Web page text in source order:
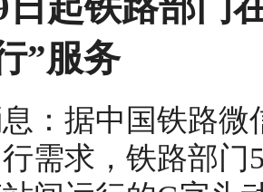
”服务
：据中国铁路
需求，铁路部门